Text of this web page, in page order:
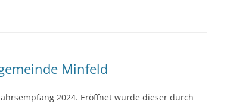
Minfeld
2024. Eröffnet wurde dieser durch